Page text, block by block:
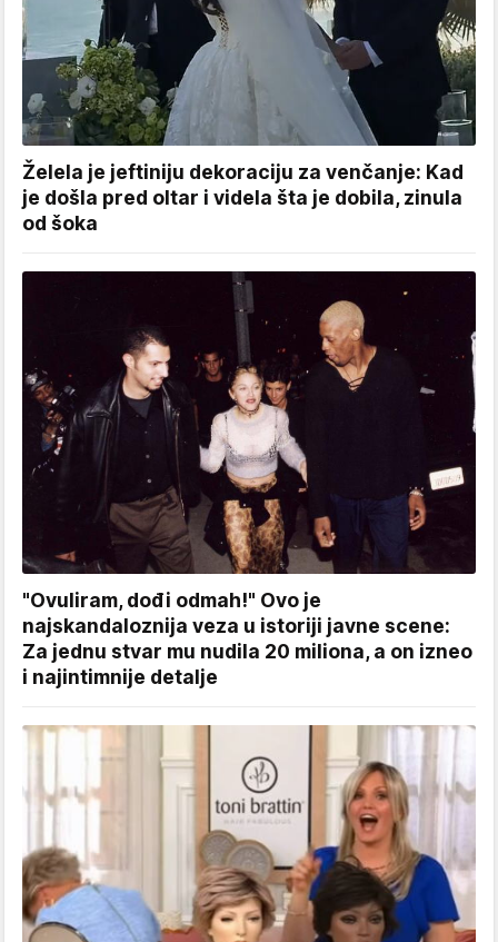
Želela je jeftiniju dekoraciju za venčanje: Kad
je došla pred oltar i videla šta je dobila, zinula
od šoka
"Ovuliram, dođi odmah!" Ovo je
najskandaloznija veza u istoriji javne scene:
Za jednu stvar mu nudila 20 miliona, a on izneo
i najintimnije detalje